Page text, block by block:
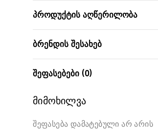
პროდუქტის აღწერილობა
ბრენდის შესახებ
შეფასებები (0)
მიმოხილვა
შეფასება დამატებული არ არის